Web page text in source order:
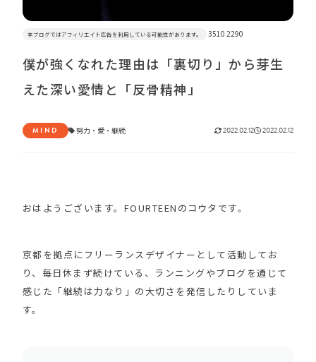
本ブログではアフィリエイト広告を利用している可能性があります。 3510 2290
僕が強くなれた理由は「裏切り」から芽生
えた深い愛情と「反骨精神」
MIND 努力・ 愛・ 継続 2022.02.12 2022.02.12
おはようございます。FOURTEENのコウタです。
京都を拠点にフリーランスデザイナーとして活動してお
り、毎日休まず続けている、ランニングやブログを通じて
感じた「継続は力なり」の大切さを発信したりしていま
す。